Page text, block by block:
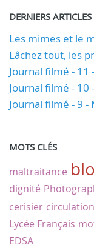
DERNIERS ARTICLES
Les mimes et le
Lâchez tout, les
Journal filmé - 11
Journal filmé - 10
Journal filmé - 9
MOTS CLÉS
maltraitance
dignité
cerisier circulation
Lycée Français
EDSA